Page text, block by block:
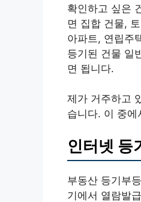
확인하고 싶은
면 집합 건물,
아파트, 연립주
등기된 건물 일
면 됩니다.
제가 거주하고
습니다. 이 중에
인터넷 등
부동산 등기부
기에서 열람발